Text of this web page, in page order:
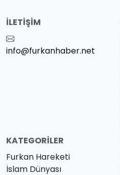
İLETIŞIM
info@furkanhaber.net
KATEGORILER
Furkan Hareketi
İslam Dünyası